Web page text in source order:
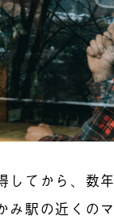
してから、数
み駅の近くの